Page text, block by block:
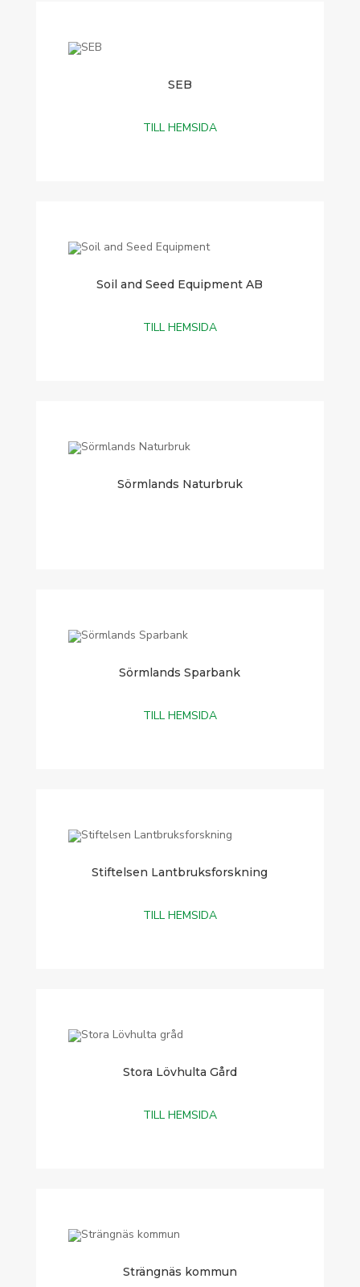
SEB
TILL HEMSIDA
Soil and Seed Equipment AB
TILL HEMSIDA
Sörmlands Naturbruk
Sörmlands Sparbank
TILL HEMSIDA
Stiftelsen Lantbruksforskning
TILL HEMSIDA
Stora Lövhulta Gård
TILL HEMSIDA
Strängnäs kommun